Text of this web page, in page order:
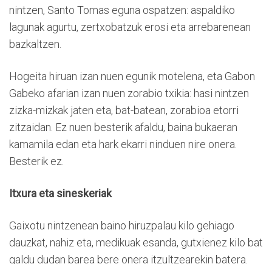
nintzen, Santo Tomas eguna ospatzen: aspaldiko
lagunak agurtu, zertxobatzuk erosi eta arrebarenean
bazkaltzen.
Hogeita hiruan izan nuen egunik motelena, eta Gabon
Gabeko afarian izan nuen zorabio txikia: hasi nintzen
zizka-mizkak jaten eta, bat-batean, zorabioa etorri
zitzaidan. Ez nuen besterik afaldu, baina bukaeran
kamamila edan eta hark ekarri ninduen nire onera.
Besterik ez.
Itxura eta sineskeriak
Gaixotu nintzenean baino hiruzpalau kilo gehiago
dauzkat, nahiz eta, medikuak esanda, gutxienez kilo bat
galdu dudan barea bere onera itzultzearekin batera.